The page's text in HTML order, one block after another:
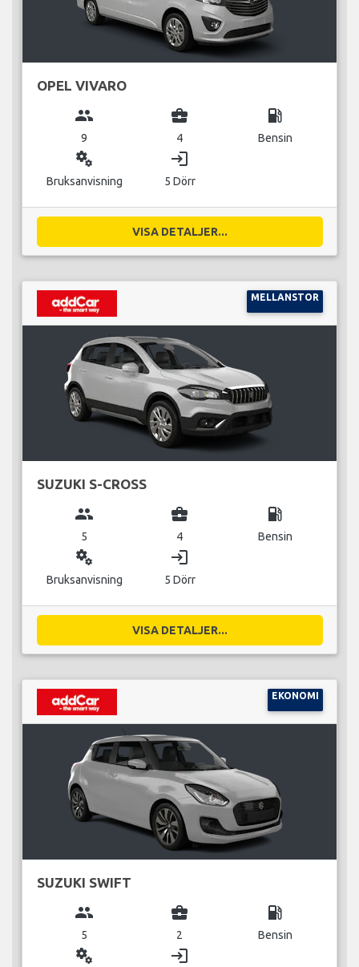
OPEL VIVARO
group
9
business_center
4
local_gas_station
Bensin
miscellaneous_services
Bruksanvisning
login
5 Dörr
VISA DETALJER...
MELLANSTOR
SUZUKI S-CROSS
group
5
business_center
4
local_gas_station
Bensin
miscellaneous_services
Bruksanvisning
login
5 Dörr
VISA DETALJER...
EKONOMI
SUZUKI SWIFT
group
5
business_center
2
local_gas_station
Bensin
miscellaneous_services login